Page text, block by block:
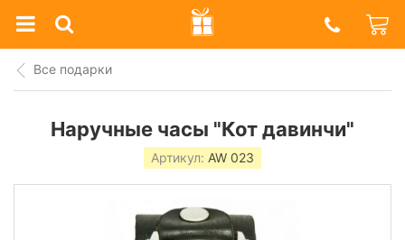
Prazdnik
Shop
Все подарки
Наручные часы "Кот давинчи"
Артикул: AW 023